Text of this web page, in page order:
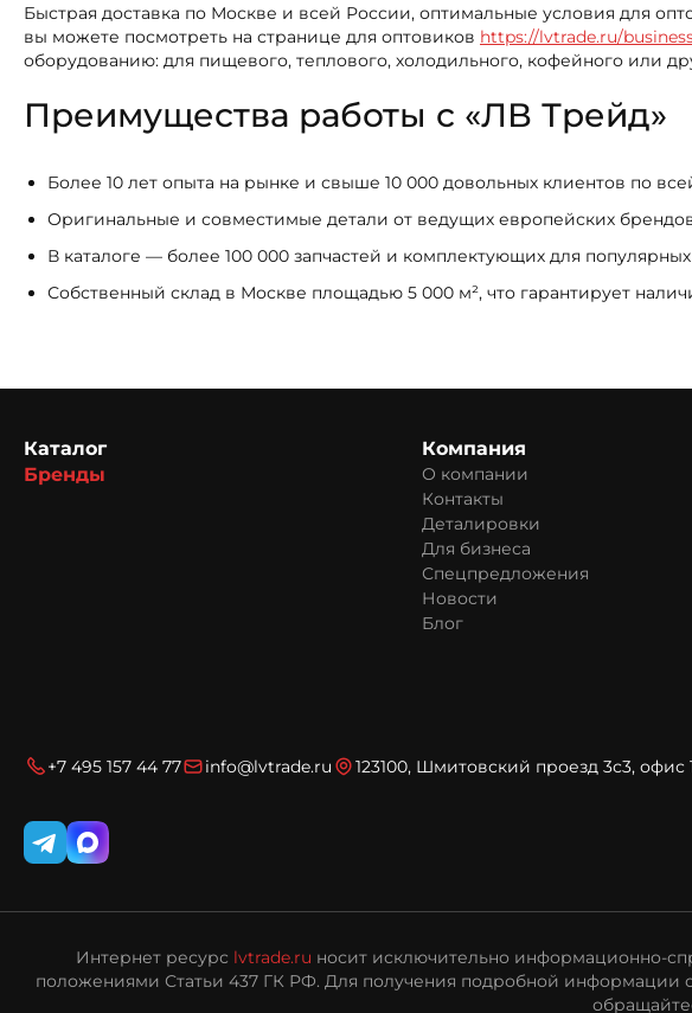
Быстрая доставка по Москве и всей России, оптимальные условия для
вы можете посмотреть на странице для оптовиков https://lvtrade.ru/
оборудованию: для пищевого, теплового, холодильного, кофейного или
Преимущества работы с «ЛВ Трейд»
Более 10 лет опыта на рынке и свыше 10 000 довольных клиентов по
Оригинальные и совместимые детали от ведущих европейских
В каталоге — более 100 000 запчастей и комплектующих для
Собственный склад в Москве площадью 5 000 м², что гарантирует
Каталог
Бренды
Компания
О компании
Контакты
Деталировки
Для бизнеса
Спецпредложения
Новости
Блог
+7 495 157 44 77 info@lvtrade.ru 123100, Шмитовский проезд 3с3, офис
Интернет ресурс lvtrade.ru носит исключительно информационно-
положениями Статьи 437 ГК РФ. Для получения подробной информации о